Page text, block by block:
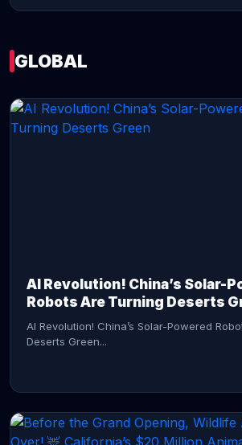
GLOBAL
AI Revolution! China’s Solar-
Robots Are Turning Deserts
AI Revolution! China’s Solar-Powered
Deserts Green...